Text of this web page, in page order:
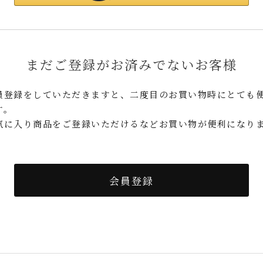
まだご登録がお済みでないお客様
登録をしていただきますと、二度目のお買い物時にとても
に入り商品をご登録いただけるなどお買い物が便利になり
会員登録